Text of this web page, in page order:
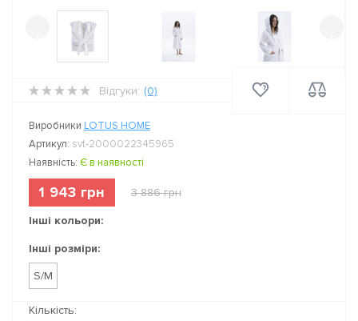
Відгуки: (0)
Виробники LOTUS HOME
Артикул: svt-2000022345965
Наявність: Є в наявності
1 943 грн 3 886 грн
Інші кольори:
Інші розміри:
S/M
Кількість: